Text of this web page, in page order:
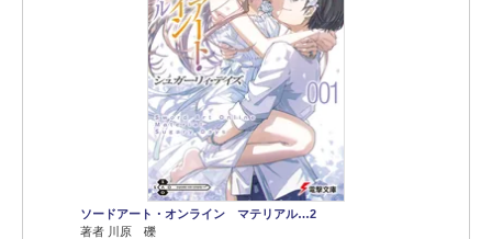
ソードアート・オンライン マテリアル…2
著者 川原 礫